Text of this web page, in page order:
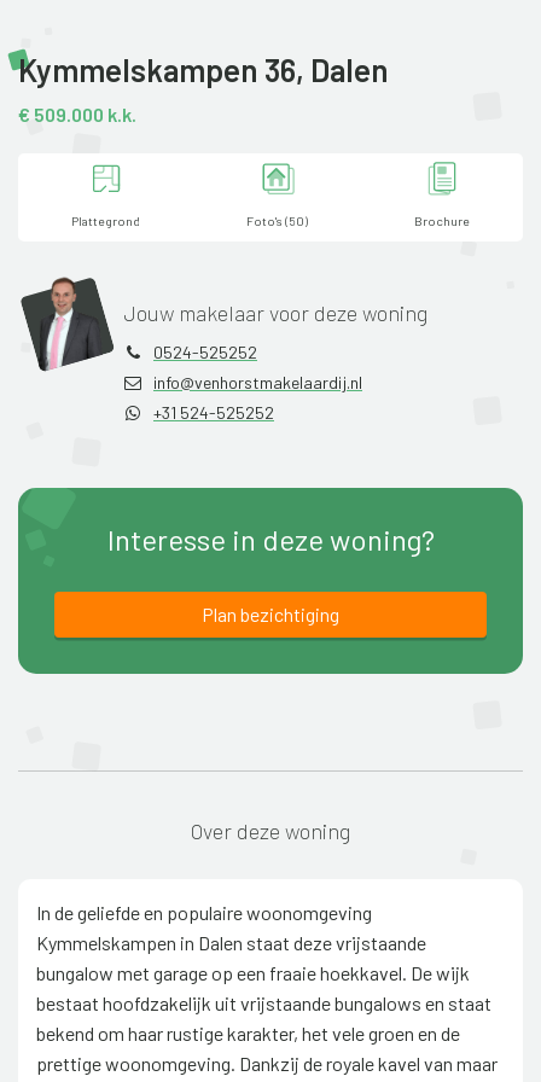
Kymmelskampen 36, Dalen
€ 509.000 k.k.
Plattegrond Foto's (50) Brochure
Jouw makelaar voor deze woning
0524-525252
info@venhorstmakelaardij.nl
+31 524-525252
Interesse in deze woning?
Plan bezichtiging
Over deze woning
In de geliefde en populaire woonomgeving
Kymmelskampen in Dalen staat deze vrijstaande
bungalow met garage op een fraaie hoekkavel. De wijk
bestaat hoofdzakelijk uit vrijstaande bungalows en staat
bekend om haar rustige karakter, het vele groen en de
prettige woonomgeving. Dankzij de royale kavel van maar